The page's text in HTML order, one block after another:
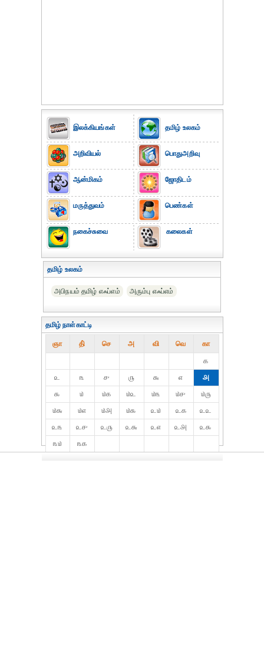
இலக்கியங்கள்
அறிவியல்
ஆன்மிகம்
மருத்துவம்
நகைச்சுவை
தமிழ் உலகம்
பொதுஅறிவு
ஜோதிடம்
பெண்கள்
கலைகள்
தமிழ் உலகம்
அபிநயம் தமிழ் எஃப்எம் அரும்பு எஃப்எம்
தமிழ் நாள்காட்டி
ஞா தி் செ அ வி வெ கா
௧
௨
௩ ௪ ௫ ௬ ௭
௮
௯
௰ ௰௧ ௰௨ ௰௩ ௰௪
௰௫
௰௬
௰௭ ௰௮ ௰௯ ௨௰ ௨௧
௨௨
௨௩
௨௪ ௨௫ ௨௬ ௨௭ ௨௮
௨௯
௩௰
௩௧